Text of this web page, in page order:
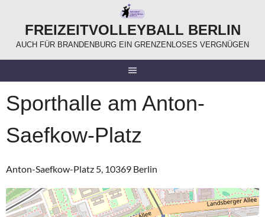
FREIZEITVOLLEYBALL BERLIN
AUCH FÜR BRANDENBURG EIN GRENZENLOSES VERGNÜGEN
Sporthalle am Anton-
Saefkow-Platz
Anton-Saefkow-Platz 5, 10369 Berlin